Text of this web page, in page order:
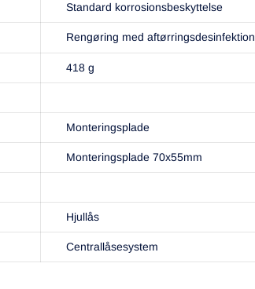
Standard korrosionsbeskyttelse
Rengøring med aftørringsdesinfektion
418 g
Monteringsplade
Monteringsplade 70x55mm
Hjullås
Centrallåsesystem